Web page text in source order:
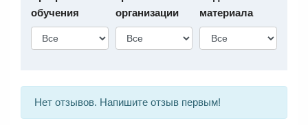
обучения
организации
материала
Нет отзывов. Напишите отзыв первым!